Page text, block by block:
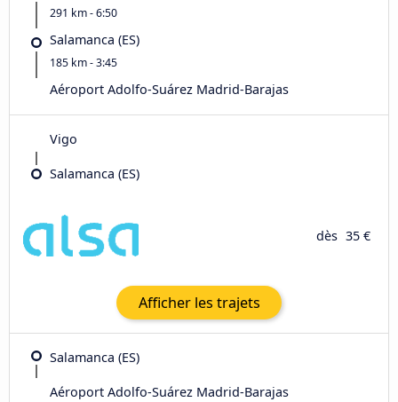
291 km - 6:50
Salamanca (ES)
185 km - 3:45
Aéroport Adolfo-Suárez Madrid-Barajas
Vigo
Salamanca (ES)
dès 35 €
Afficher les trajets
Salamanca (ES)
Aéroport Adolfo-Suárez Madrid-Barajas